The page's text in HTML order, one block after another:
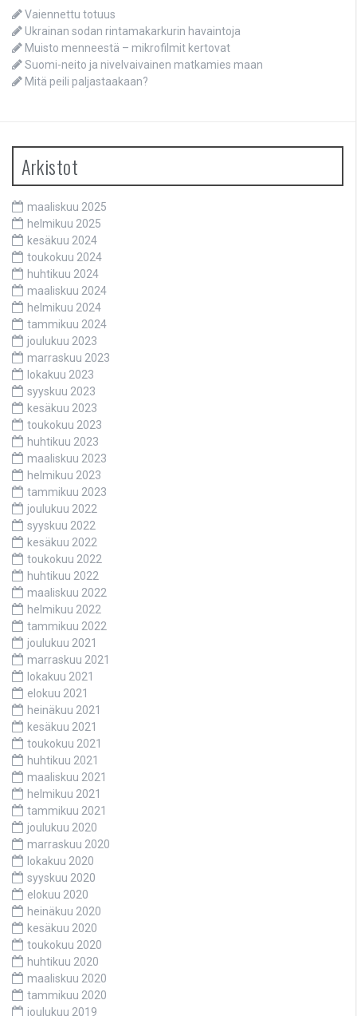
Vaiennettu totuus
Ukrainan sodan rintamakarkurin havaintoja
Muisto menneestä – mikrofilmit kertovat
Suomi-neito ja nivelvaivainen matkamies maan
Mitä peili paljastaakaan?
Arkistot
maaliskuu 2025
helmikuu 2025
kesäkuu 2024
toukokuu 2024
huhtikuu 2024
maaliskuu 2024
helmikuu 2024
tammikuu 2024
joulukuu 2023
marraskuu 2023
lokakuu 2023
syyskuu 2023
kesäkuu 2023
toukokuu 2023
huhtikuu 2023
maaliskuu 2023
helmikuu 2023
tammikuu 2023
joulukuu 2022
syyskuu 2022
kesäkuu 2022
toukokuu 2022
huhtikuu 2022
maaliskuu 2022
helmikuu 2022
tammikuu 2022
joulukuu 2021
marraskuu 2021
lokakuu 2021
elokuu 2021
heinäkuu 2021
kesäkuu 2021
toukokuu 2021
huhtikuu 2021
maaliskuu 2021
helmikuu 2021
tammikuu 2021
joulukuu 2020
marraskuu 2020
lokakuu 2020
syyskuu 2020
elokuu 2020
heinäkuu 2020
kesäkuu 2020
toukokuu 2020
huhtikuu 2020
maaliskuu 2020
tammikuu 2020
joulukuu 2019